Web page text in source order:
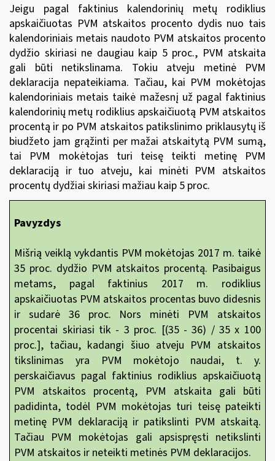
Jeigu pagal faktinius kalendorinių metų rodiklius
apskaičiuotas PVM atskaitos procento dydis nuo tais
kalendoriniais metais naudoto PVM atskaitos procento
dydžio skiriasi ne daugiau kaip 5 proc., PVM atskaita
gali būti netikslinama. Tokiu atveju metinė PVM
deklaracija nepateikiama. Tačiau, kai PVM mokėtojas
kalendoriniais metais taikė mažesnį už pagal faktinius
kalendorinių metų rodiklius apskaičiuotą PVM atskaitos
procentą ir po PVM atskaitos patikslinimo priklausytų iš
biudžeto jam grąžinti per mažai atskaitytą PVM sumą,
tai PVM mokėtojas turi teisę teikti metinę PVM
deklaraciją ir tuo atveju, kai minėti PVM atskaitos
procentų dydžiai skiriasi mažiau kaip 5 proc.
Pavyzdys
Mišrią veiklą vykdantis PVM mokėtojas 2017 m. taikė
35 proc. dydžio PVM atskaitos procentą. Pasibaigus
metams, pagal faktinius 2017 m. rodiklius
apskaičiuotas PVM atskaitos procentas buvo didesnis
ir sudarė 36 proc. Nors minėti PVM atskaitos
procentai skiriasi tik - 3 proc. [(35 - 36) / 35 x 100
proc.], tačiau, kadangi šiuo atveju PVM atskaitos
tikslinimas yra PVM mokėtojo naudai, t. y.
perskaičiavus pagal faktinius rodiklius apskaičiuotą
PVM atskaitos procentą, PVM atskaita gali būti
padidinta, todėl PVM mokėtojas turi teisę pateikti
metinę PVM deklaraciją ir patikslinti PVM atskaitą.
Tačiau PVM mokėtojas gali apsispręsti netikslinti
PVM atskaitos ir neteikti metinės PVM deklaracijos.